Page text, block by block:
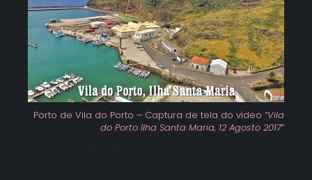
Porto de Vila do Porto – Captura de tela do vídeo “Vila
do Porto Ilha Santa Maria, 12 Agosto 2017”